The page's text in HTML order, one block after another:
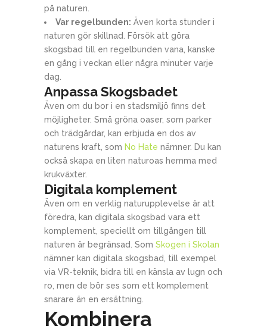
på naturen.
Var regelbunden: Även korta stunder i
naturen gör skillnad. Försök att göra
skogsbad till en regelbunden vana, kanske
en gång i veckan eller några minuter varje
dag.
Anpassa Skogsbadet
Även om du bor i en stadsmiljö finns det
möjligheter. Små gröna oaser, som parker
och trädgårdar, kan erbjuda en dos av
naturens kraft, som No Hate nämner. Du kan
också skapa en liten naturoas hemma med
krukväxter.
Digitala komplement
Även om en verklig naturupplevelse är att
föredra, kan digitala skogsbad vara ett
komplement, speciellt om tillgången till
naturen är begränsad. Som Skogen i Skolan
nämner kan digitala skogsbad, till exempel
via VR-teknik, bidra till en känsla av lugn och
ro, men de bör ses som ett komplement
snarare än en ersättning.
Kombinera